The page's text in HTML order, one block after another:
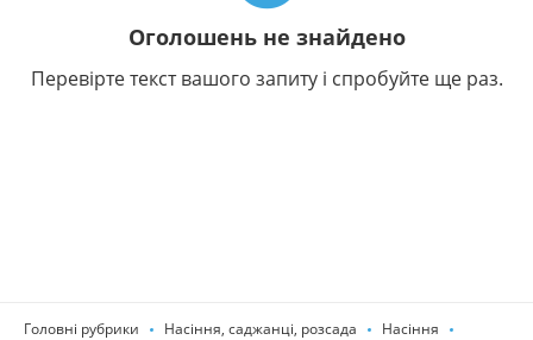
Оголошень не знайдено
Перевірте текст вашого запиту і спробуйте ще раз.
Головні рубрики Насіння, саджанці, розсада
Насіння